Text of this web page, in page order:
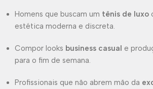
Homens que buscam um tênis de luxo
estética moderna e discreta.
Compor looks business casual e
para o fim de semana.
Profissionais que não abrem mão da